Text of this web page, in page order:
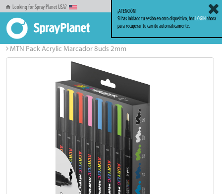
Looking for Spray Planet USA?
Inicio
MTN Acrylic Marcador
MTN Pack Acrylic Marcador 8uds 2mm
¡ATENCIÓN!
Si has iniciado tu sesión en otro dispositivo, hazLOGINahora
para recuperar tu carrito automáticamente.